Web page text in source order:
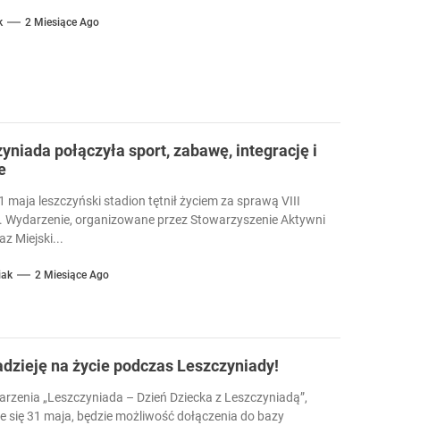
2 Miesiące Ago
połączyła sport, zabawę, integrację i
maja leszczyński stadion tętnił życiem za sprawą VIII
Wydarzenie, organizowane przez Stowarzyszenie Aktywni
Miejski...
2 Miesiące Ago
na życie podczas Leszczyniady!
„Leszczyniada – Dzień Dziecka z Leszczyniadą”,
się 31 maja, będzie możliwość dołączenia do bazy